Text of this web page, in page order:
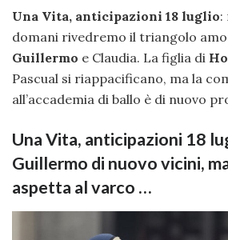
Una Vita, anticipazioni 18 luglio:
domani rivedremo il triangolo
Guillermo e Claudia. La figlia di
Pascual si riappacificano, ma la
all’accademia di ballo è di nuovo
Una Vita, anticipazioni 18
Guillermo di nuovo vicini,
aspetta al varco …